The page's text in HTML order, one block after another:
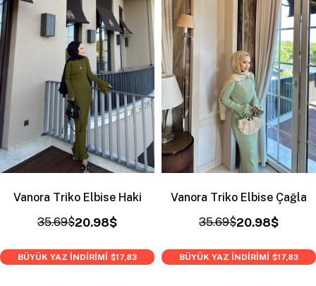
Vanora Triko Elbise Haki
20.98$
35.69$
BÜYÜK YAZ İNDİRİMİ $17,83
Vanora Triko Elbise Çağla
20.98$
35.69$
BÜYÜK YAZ İNDİRİMİ $17,83